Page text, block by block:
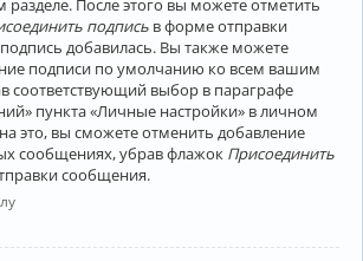
подпись в форме отправки
добавилась. Вы также можете
подписи по умолчанию ко всем вашим
соответствующий выбор в параграфе
пункта «Личные настройки» в личном
это, вы сможете отменить добавление
сообщениях, убрав флажок Присоединить
сообщения.